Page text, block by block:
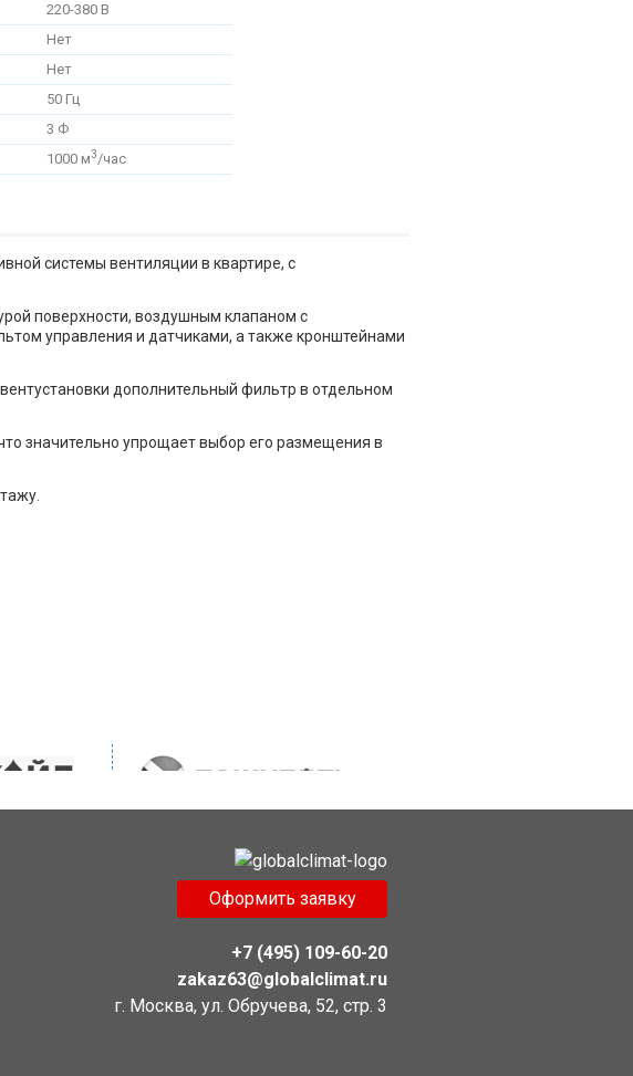
220-380 В
Нет
Нет
50 Гц
3 Ф
1000 м3/час
системы вентиляции в квартире, с
поверхности, воздушным клапаном с
управления и датчиками, а также кронштейнами
дополнительный фильтр в отдельном
значительно упрощает выбор его размещения в
Оформить заявку
+7 (495) 109-60-20
zakaz63@globalclimat.ru
г. Москва, ул. Обручева, 52, стр. 3